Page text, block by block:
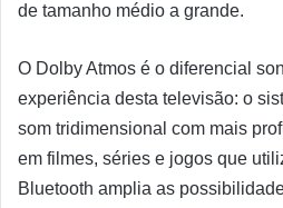
de tamanho médio a grande.
O Dolby Atmos é o diferencial
experiência desta televisão: o
som tridimensional com mais
em filmes, séries e jogos que
Bluetooth amplia as